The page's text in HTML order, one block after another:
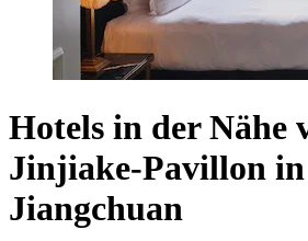
Hotels in der Nähe
Jinjiake-Pavillon in
Jiangchuan